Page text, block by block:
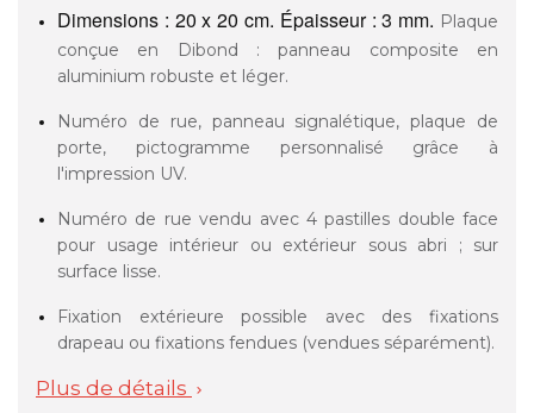
Dimensions : 20 x 20 cm. Épaisseur : 3 mm. Plaque
conçue en Dibond : panneau composite en
aluminium robuste et léger.
Numéro de rue, panneau signalétique, plaque de
porte, pictogramme personnalisé grâce à
l'impression UV.
Numéro de rue vendu avec 4 pastilles double face
pour usage intérieur ou extérieur sous abri ; sur
surface lisse.
Fixation extérieure possible avec des fixations
drapeau ou fixations fendues (vendues séparément).
Plus de détails 